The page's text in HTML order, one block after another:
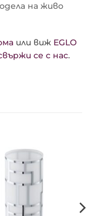
на живо
или виж EGLO
се с нас.